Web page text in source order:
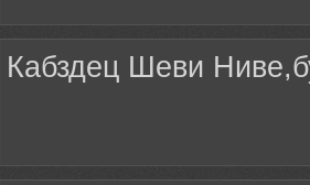
Кабздец Шеви